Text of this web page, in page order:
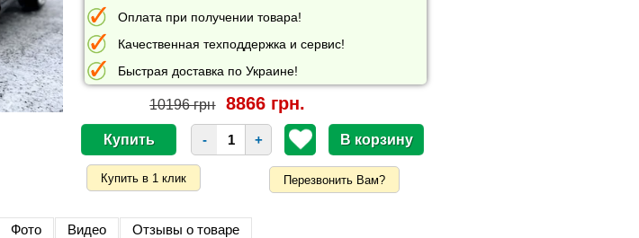
Оплата при получении товара!
Качественная техподдержка и сервис!
Быстрая доставка по Украине!
10196 грн 8866 грн.
- +
Перезвонить Вам?
Фото Видео Отзывы о товаре